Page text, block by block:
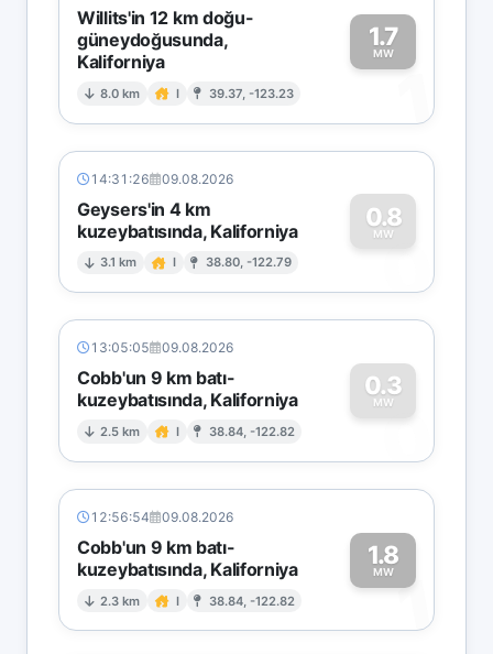
Willits'in 12 km doğu-
güneydoğusunda,
Kaliforniya
8.0 km I 39.37, -123.23
1.7
MW
1
14:31:26 09.08.2026
Geysers'in 4 km
kuzeybatısında, Kaliforniya
3.1 km I 38.80, -122.79
0.8
MW
0
13:05:05 09.08.2026
Cobb'un 9 km batı-
kuzeybatısında, Kaliforniya
2.5 km I 38.84, -122.82
0.3
MW
0
12:56:54 09.08.2026
Cobb'un 9 km batı-
kuzeybatısında, Kaliforniya
2.3 km I 38.84, -122.82
1.8
MW1